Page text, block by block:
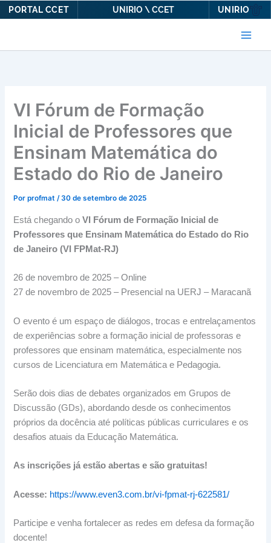
PORTAL CCET UNIRIO \ CCET UNIRIO
VI Fórum de Formação
Inicial de Professores que
Ensinam Matemática do
Estado do Rio de Janeiro
Porprofmat/30 de setembro de 2025
Está chegando oVI Fórum de Formação Inicial de
Professores que Ensinam Matemática do Estado do Rio
de Janeiro (VI FPMat-RJ)
26 de novembro de 2025 – Online
27 de novembro de 2025 – Presencial na UERJ – Maracanã
O evento é um espaço de diálogos, trocas e entrelaçamentos
de experiências sobre a formação inicial de professoras e
professores que ensinam matemática, especialmente nos
cursos de Licenciatura em Matemática e Pedagogia.
Serão dois dias de debates organizados em Grupos de
Discussão (GDs), abordando desde os conhecimentos
próprios da docência até políticas públicas curriculares e os
desafios atuais da Educação Matemática.
As inscrições já estão abertas e são gratuitas!
Acesse: https://www.even3.com.br/vi-fpmat-rj-622581/
Participe e venha fortalecer as redes em defesa da formação
docente!